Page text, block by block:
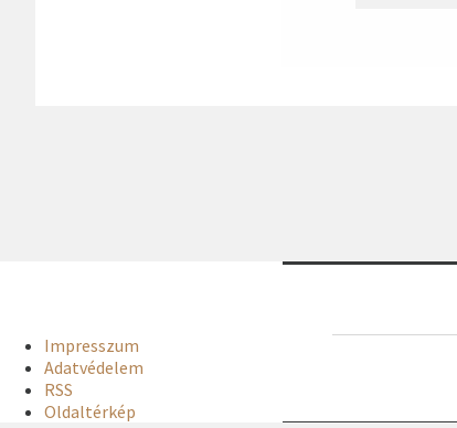
Impresszum
Adatvédelem
RSS
Oldaltérkép